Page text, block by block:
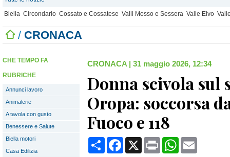
Biella Circondario Cossato e Cossatese Valli Mosso e Sessera Valle Elvo
/ CRONACA
CHE TEMPO FA
RUBRICHE
Annunci lavoro
Animalerie
A tavola con gusto
Benessere e Salute
Biella motori
Casa Edilizia
CRONACA | 31 maggio 2026, 12:34
Donna scivola sul
Oropa: soccorsa
Fuoco e 118
CondividiFacebook
X Print WhatsApp